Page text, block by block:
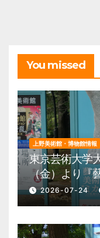
You missed
上野美術館・博物館情報
東京芸術大学
（金）より『
の夏、藝大
園 美術館・
2026-07-24